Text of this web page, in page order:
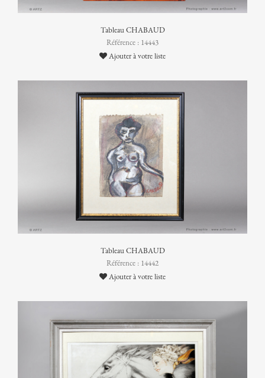
Tableau CHABAUD
Référence : 14443
Ajouter à votre liste
Tableau CHABAUD
Référence : 14442
Ajouter à votre liste